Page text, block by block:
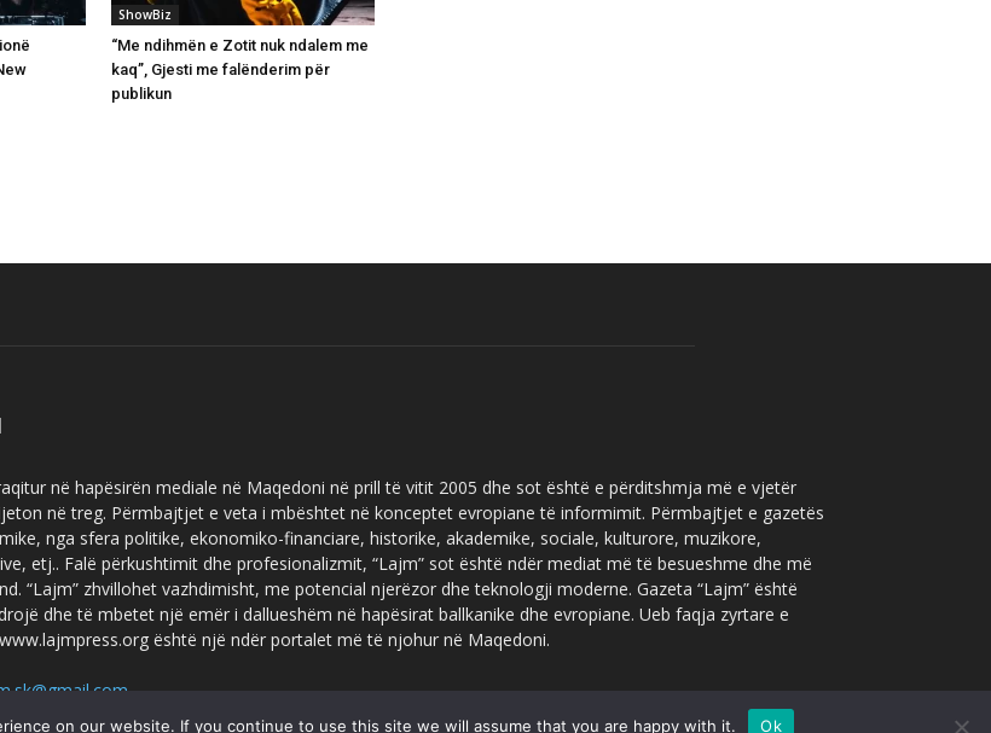
ShowBiz
“Me ndihmën e Zotit nuk ndalem me
kaq”, Gjesti me falënderim për
publikun
në hapësirën mediale në Maqedoni në prill të vitit 2005 dhe sot është e përditshmja më e vjetër
në treg. Përmbajtjet e veta i mbështet në konceptet evropiane të informimit. Përmbajtjet e gazetës
nga sfera politike, ekonomiko-financiare, historike, akademike, sociale, kulturore, muzikore,
etj.. Falë përkushtimit dhe profesionalizmit, “Lajm” sot është ndër mediat më të besueshme dhe më
“Lajm” zhvillohet vazhdimisht, me potencial njerëzor dhe teknologji moderne. Gazeta “Lajm” është
dhe të mbetet një emër i dallueshëm në hapësirat ballkanike dhe evropiane. Ueb faqja zyrtare e
është një ndër portalet më të njohur në Maqedoni.
on our website. If you continue to use this site we will assume that you are happy with it. Ok